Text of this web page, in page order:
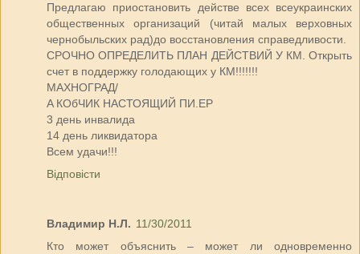
Предлагаю приостановить действе всех всеукраинских
общественных организаций (читай малых верховных
чернобыльских рад)до восстановления справедливости.
СРОЧНО ОПРЕДЕЛИТЬ ПЛАН ДЕЙСТВИЙ У КМ. Открыть
счет в поддержку голодающих у КМ!!!!!!!
МАХНОГРАД/
A КОбЧИК НАСТОЯЩИЙ ПИ.ЕР
3 день инвалида
14 день ликвидатора
Всем удачи!!!
Відповісти
Владимир Н.Л. 11/30/2011
Кто может объяснить – может ли одновременно